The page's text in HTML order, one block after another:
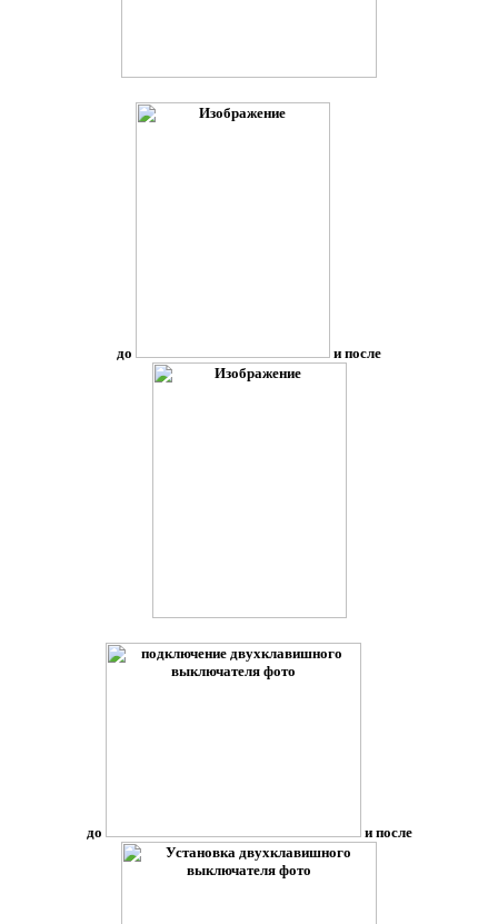
до и после
до и после